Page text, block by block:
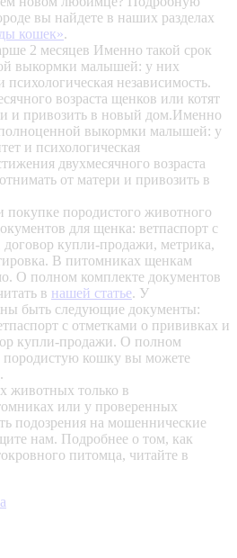
вы найдете в наших разделах
кошек».
2 месяцев Именно такой срок
выкормки малышей: у них
независимость.
возраста щенков или котят
и привозить в новый дом.Именно
полноценной выкормки малышей: у
и психологическая
двухмесячного возраста
от матери и привозить в
покупке породистого животного
для щенка: ветпаспорт с
купли-продажи, метрика,
В питомниках щенкам
О полном комплекте документов
в нашей статье. У
быть следующие документы:
с отметками о прививках и
купли-продажи. О полном
породистую кошку вы можете
.
животных только в
или у проверенных
подозрения на мошеннические
нам. Подробнее о том, как
питомца, читайте в